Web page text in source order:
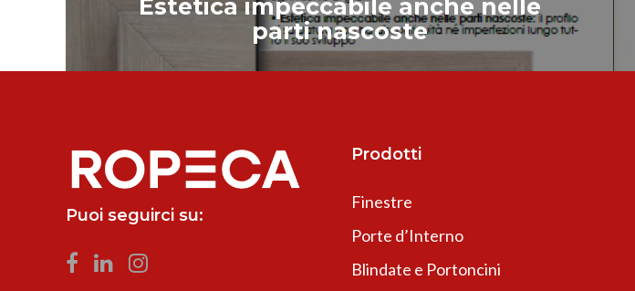
Estetica impeccabile anche nelle
parti nascoste
Puoi seguirci su:
Prodotti
Finestre
Porte d’Interno
Blindate e Portoncini